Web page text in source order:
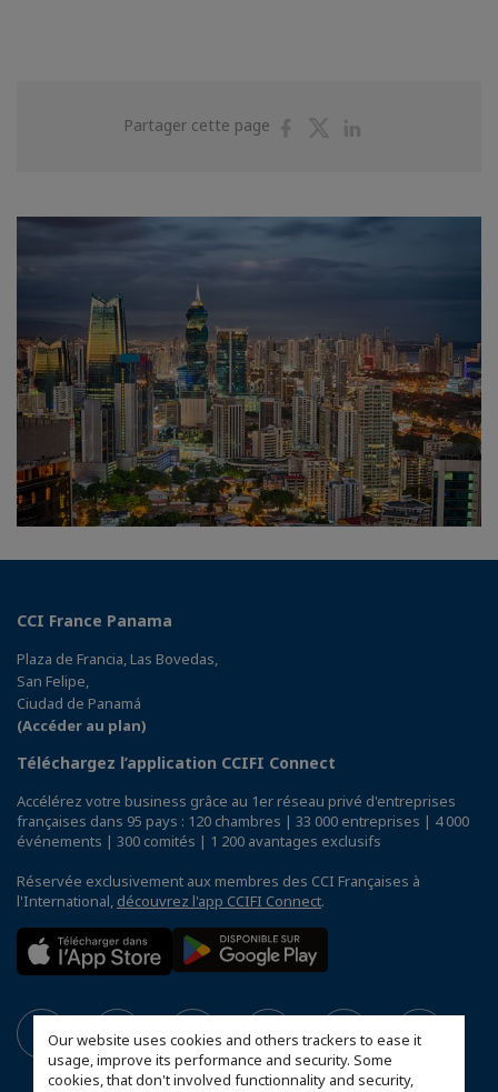
Our website uses cookies and others trackers to ease it
usage, improve its performance and security. Some
cookies, that don't involved functionnality and security,
Partager cette page
PartagerPartager
CCI France Panama
Plaza de Francia, Las Bovedas,
San Felipe,
Ciudad de Panamá
(Accéder au plan)
Téléchargez l’application CCIFI Connect
Accélérez votre business grâce au 1er réseau privé d'entreprises
françaises dans 95 pays : 120 chambres | 33 000 entreprises | 4 000
événements | 300 comités | 1 200 avantages exclusifs
Réservée exclusivement aux membres des CCI Françaises à
l'International, découvrez l'app CCIFI Connect.